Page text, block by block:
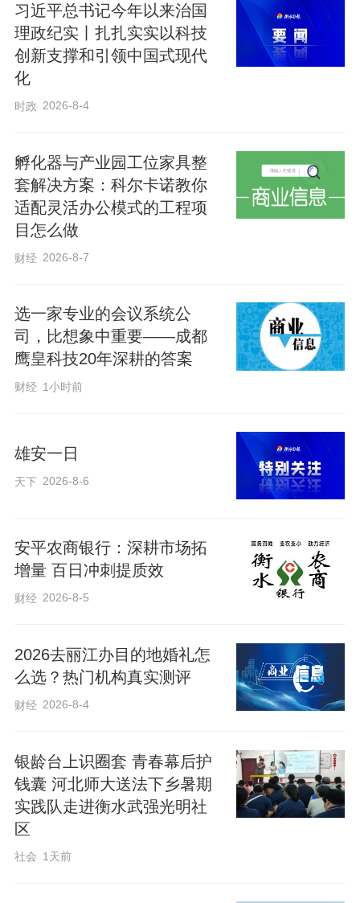
生活，妙趣横生，引得现场掌声不断。
话》温情治愈，传递成长力量；《追光
吧，红领巾！》《骄傲的少年》《有我》
等节目铿锵有力，展现新时代少年勇担使
《恰少年 正青春》《花开辞母校，少年赴
山海》《青春不散场》《不说再见》等毕
业主题节目，饱含感恩与不舍，将同窗情
晚会压轴上演的无人机光影秀惊艳全场。
夜幕中，无人机编队腾空而起、变幻造
习近平总书记今年以来治国
理政纪实丨扎扎实实以科技
创新支撑和引领中国式现代
化
时政 2026-8-4
孵化器与产业园工位家具整
套解决方案：科尔卡诺教你
适配灵活办公模式的工程项
目怎么做
财经 2026-8-7
选一家专业的会议系统公
司，比想象中重要——成都
鹰皇科技20年深耕的答案
财经 1小时前
雄安一日
天下 2026-8-6
安平农商银行：深耕市场拓
增量 百日冲刺提质效
财经 2026-8-5
2026去丽江办目的地婚礼怎
么选？热门机构真实测评
财经 2026-8-4
银龄台上识圈套 青春幕后护
钱囊 河北师大送法下乡暑期
实践队走进衡水武强光明社
区
社会 1天前